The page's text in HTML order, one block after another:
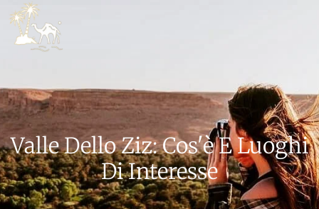
Valle Dello Ziz: Cos'è E Luoghi
Di Interesse